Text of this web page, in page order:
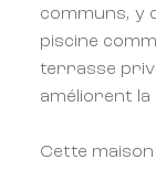
communs, y
piscine
terrasse
améliorent la
Cette